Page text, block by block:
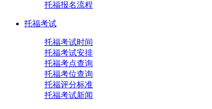
托福报名流程
托福考试
托福考试时间
托福考试安排
托福考点查询
托福考位查询
托福评分标准
托福考试新闻